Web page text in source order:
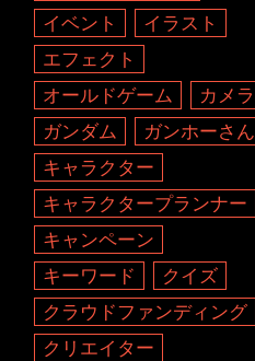
イベント
イラスト
エフェクト
オールドゲーム
カメラ
ガンダム
ガンホーさん
キャラクター
キャラクタープランナー
キャンペーン
キーワード
クイズ
クラウドファンディング
クリエイター